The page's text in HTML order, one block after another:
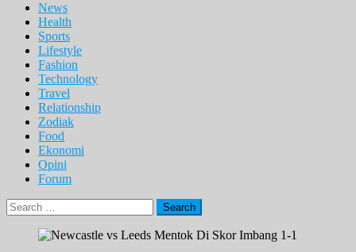
News
Health
Sports
Lifestyle
Fashion
Technology
Travel
Relationship
Zodiak
Food
Ekonomi
Opini
Forum
Search
for: